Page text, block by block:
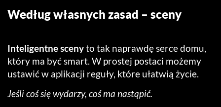
Według własnych zasad – sceny
Inteligentne scenyto tak naprawdę serce domu,
który ma być smart. W prostej postaci możemy
ustawić w aplikacji reguły, które ułatwią życie.
Jeśli coś się wydarzy, coś ma nastąpić.